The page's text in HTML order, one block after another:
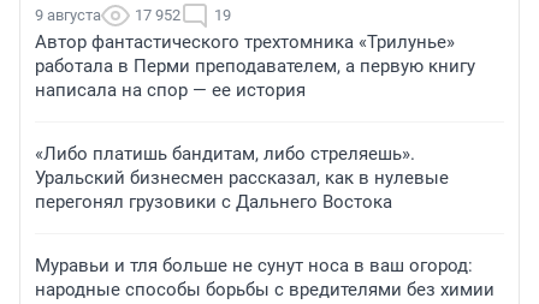
9 августа 17 952 19
Автор фантастического трехтомника «Трилунье»
работала в Перми преподавателем, а первую книгу
написала на спор — ее история
«Либо платишь бандитам, либо стреляешь».
Уральский бизнесмен рассказал, как в нулевые
перегонял грузовики с Дальнего Востока
Муравьи и тля больше не сунут носа в ваш огород:
народные способы борьбы с вредителями без химии